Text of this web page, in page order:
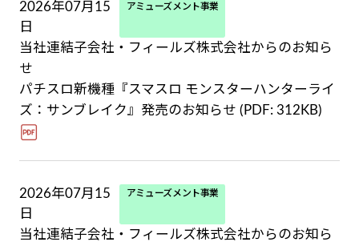
2026年07月15
日
アミューズメント事業
当社連結子会社・フィールズ株式会社からのお知ら
せ
パチスロ新機種『スマスロ モンスターハンターライ
ズ：サンブレイク』発売のお知らせ (PDF: 312KB)
2026年07月15
日
アミューズメント事業
当社連結子会社・フィールズ株式会社からのお知ら